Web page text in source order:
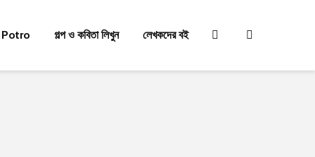
গল্প ও কবিতা লিখুন লেখকদের বই